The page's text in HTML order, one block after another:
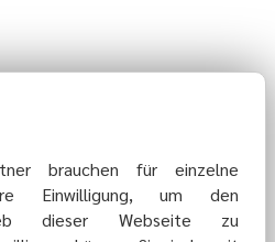
brauchen für einzelne
Einwilligung, um den
dieser Webseite zu